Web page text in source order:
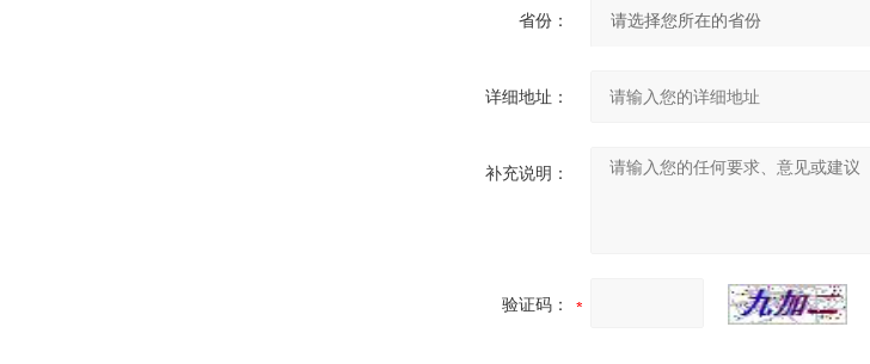
省份：
详细地址：
补充说明：
验证码：